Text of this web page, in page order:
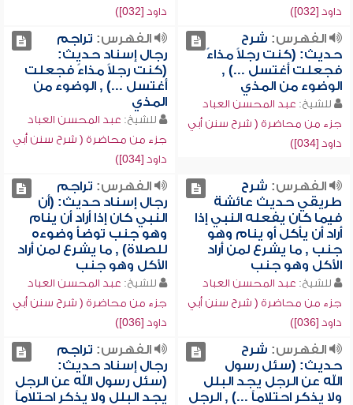
داود [032]) داود [032])
الفهرس: شرح
حديث: (كنت رجلاً مذاءً
فجعلت أغتسل ...) ,
الوضوء من المذي
للشيخ: عبد المحسن العباد
جزء من محاضرة ( شرح سنن أبي
داود [034])
الفهرس: تراجم
رجال إسناد حديث:
(كنت رجلاً مذاءً فجعلت
أغتسل ...) , الوضوء من
المذي
للشيخ: عبد المحسن العباد
جزء من محاضرة ( شرح سنن أبي
داود [034])
الفهرس: شرح
طريقي حديث عائشة
فيما كان يفعله النبي إذا
أراد أن يأكل أو ينام وهو
جنب , ما يشرع لمن أراد
الأكل وهو جنب
للشيخ: عبد المحسن العباد
جزء من محاضرة ( شرح سنن أبي
داود [036])
الفهرس: تراجم
رجال إسناد حديث: (أن
النبي كان إذا أراد أن ينام
وهو جنب توضأ وضوءه
للصلاة) , ما يشرع لمن أراد
الأكل وهو جنب
للشيخ: عبد المحسن العباد
جزء من محاضرة ( شرح سنن أبي
داود [036])
الفهرس: شرح
حديث: (سئل رسول
الله عن الرجل يجد البلل
ولا يذكر احتلاماً ...) , الرجل
الفهرس: تراجم
رجال إسناد حديث:
(سئل رسول الله عن الرجل
يجد البلل ولا يذكر احتلاماً